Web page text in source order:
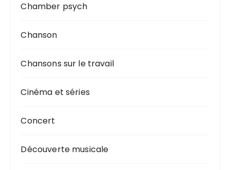
Chamber psych
Chanson
Chansons sur le travail
Cinéma et séries
Concert
Découverte musicale